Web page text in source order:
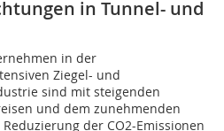
in Tunnel- und
in der
Ziegel- und
sind mit steigenden
und dem zunehmenden
der CO2-Emissionen